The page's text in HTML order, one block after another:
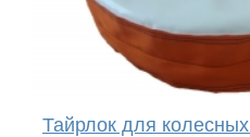
Тайрлок для